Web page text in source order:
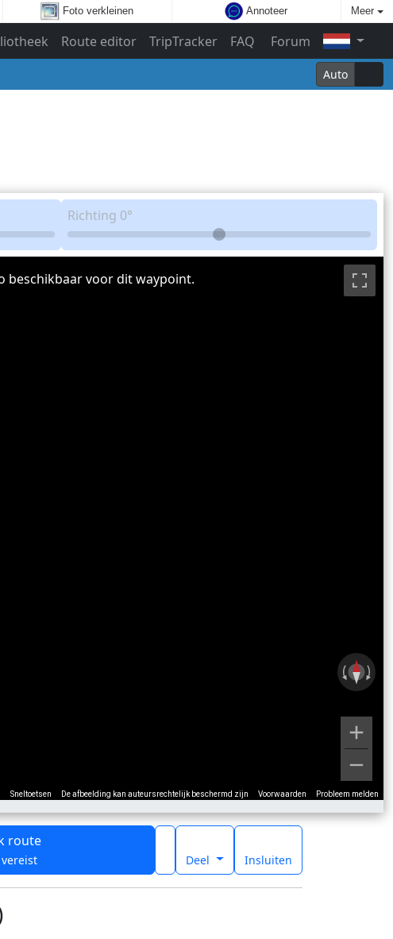
Foto verkleinen Annoteer Meer
Route editor TripTracker FAQ
Forum
Auto
Richting 0°
Sneltoetsen De afbeelding kan auteursrechtelijk beschermd zijn Voorwaarden Probleem melden
beschikbaar voor dit waypoint.
route
Deel Insluiten